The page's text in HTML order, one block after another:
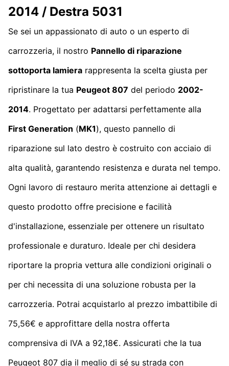
2014 / Destra 5031
Se sei un appassionato di auto o un esperto di
carrozzeria, il nostro Pannello di riparazione
sottoporta lamiera rappresenta la scelta giusta per
ripristinare la tua Peugeot 807 del periodo 2002-
2014. Progettato per adattarsi perfettamente alla
First Generation (MK1), questo pannello di
riparazione sul lato destro è costruito con acciaio di
alta qualità, garantendo resistenza e durata nel tempo.
Ogni lavoro di restauro merita attenzione ai dettagli e
questo prodotto offre precisione e facilità
d'installazione, essenziale per ottenere un risultato
professionale e duraturo. Ideale per chi desidera
riportare la propria vettura alle condizioni originali o
per chi necessita di una soluzione robusta per la
carrozzeria. Potrai acquistarlo al prezzo imbattibile di
75,56€ e approfittare della nostra offerta
comprensiva di IVA a 92,18€. Assicurati che la tua
Peugeot 807 dia il meglio di sé su strada con